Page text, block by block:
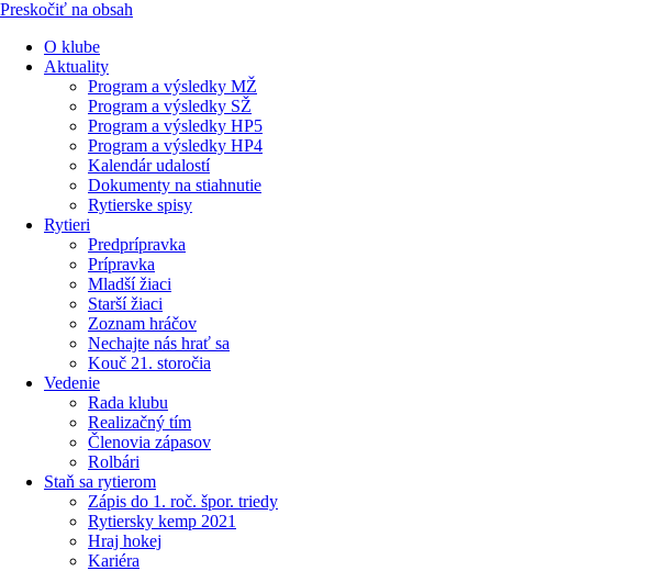
Preskočiť na obsah
O klube
Aktuality
Program a výsledky MŽ
Program a výsledky SŽ
Program a výsledky HP5
Program a výsledky HP4
Kalendár udalostí
Dokumenty na stiahnutie
Rytierske spisy
Rytieri
Predprípravka
Prípravka
Mladší žiaci
Starší žiaci
Zoznam hráčov
Nechajte nás hrať sa
Kouč 21. storočia
Vedenie
Rada klubu
Realizačný tím
Členovia zápasov
Rolbári
Staň sa rytierom
Zápis do 1. roč. špor. triedy
Rytiersky kemp 2021
Hraj hokej
Kariéra